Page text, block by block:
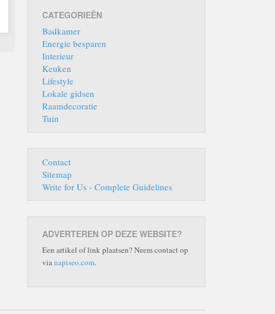
CATEGORIEËN
Badkamer
Energie besparen
Interieur
Keuken
Lifestyle
Lokale gidsen
Raamdecoratie
Tuin
Contact
Sitemap
Write for Us - Complete Guidelines
ADVERTEREN OP DEZE WEBSITE?
Een artikel of link plaatsen? Neem contact op
vianapiseo.com.